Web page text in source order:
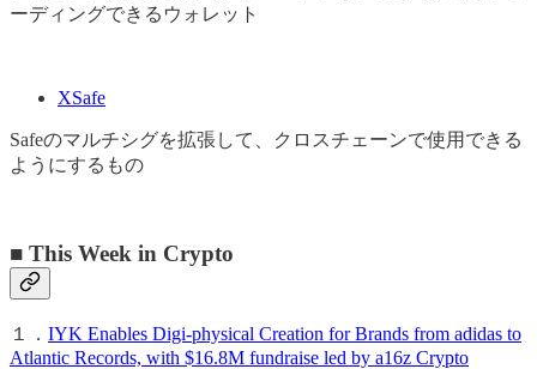
ーディングできるウォレット
XSafe
Safeのマルチシグを拡張して、クロスチェーンで使用できる
ようにするもの
■ This Week in Crypto
１． IYK Enables Digi-physical Creation for Brands from adidas to
Atlantic Records, with $16.8M fundraise led by a16z Crypto